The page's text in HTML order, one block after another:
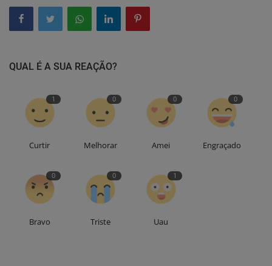
QUAL É A SUA REAÇÃO?
1
Curtir
0
Melhorar
0
Amei
0
Engraçado
0
Bravo
0
Triste
1
Uau